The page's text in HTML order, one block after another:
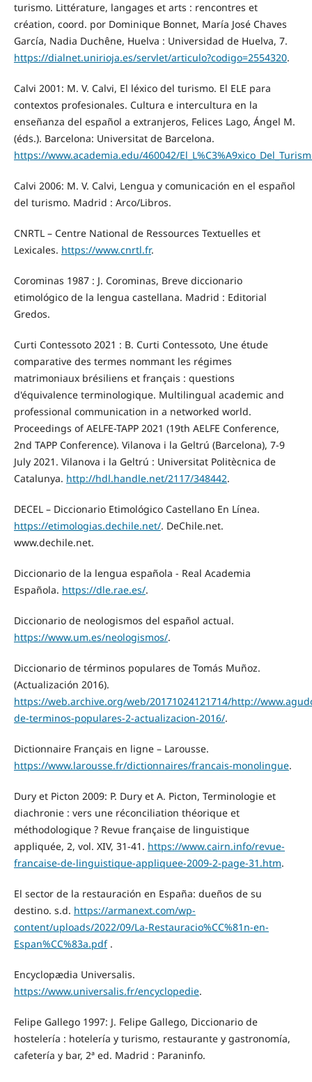
turismo. Littérature, langages et arts : rencontres et
création, coord. por Dominique Bonnet, María José Chaves
García, Nadia Duchêne, Huelva : Universidad de Huelva, 7.
https://dialnet.unirioja.es/servlet/articulo?codigo=2554320.
Calvi 2001: M. V. Calvi, El léxico del turismo. El ELE para
contextos profesionales. Cultura e intercultura en la
enseñanza del español a extranjeros, Felices Lago, Ángel M.
(éds.). Barcelona: Universitat de Barcelona.
https://www.academia.edu/460042/
Calvi 2006: M. V. Calvi, Lengua y comunicación en el español
del turismo. Madrid : Arco/Libros.
CNRTL – Centre National de Ressources Textuelles et
Lexicales. https://www.cnrtl.fr.
Corominas 1987 : J. Corominas, Breve diccionario
etimológico de la lengua castellana. Madrid : Editorial
Gredos.
Curti Contessoto 2021 : B. Curti Contessoto, Une étude
comparative des termes nommant les régimes
matrimoniaux brésiliens et français : questions
d'équivalence terminologique. Multilingual academic and
professional communication in a networked world.
Proceedings of AELFE-TAPP 2021 (19th AELFE Conference,
2nd TAPP Conference). Vilanova i la Geltrú (Barcelona), 7-9
July 2021. Vilanova i la Geltrú : Universitat Politècnica de
Catalunya. http://hdl.handle.net/2117/348442.
DECEL – Diccionario Etimológico Castellano En Línea.
https://etimologias.dechile.net/. DeChile.net.
www.dechile.net.
Diccionario de la lengua española - Real Academia
Española. https://dle.rae.es/.
Diccionario de neologismos del español actual.
https://www.um.es/neologismos/.
Diccionario de términos populares de Tomás Muñoz.
(Actualización 2016).
https://web.archive.org/web/20171024121714/http://
de-terminos-populares-2-actualizacion-2016/.
Dictionnaire Français en ligne – Larousse.
https://www.larousse.fr/dictionnaires/francais-monolingue.
Dury et Picton 2009: P. Dury et A. Picton, Terminologie et
diachronie : vers une réconciliation théorique et
méthodologique ? Revue française de linguistique
appliquée, 2, vol. XIV, 31-41. https://www.cairn.info/revue-
francaise-de-linguistique-appliquee-2009-2-page-31.htm.
El sector de la restauración en España: dueños de su
destino. s.d. https://armanext.com/wp-
content/uploads/2022/09/La-Restauracio%CC%81n-en-
Espan%CC%83a.pdf.
Encyclopædia Universalis.
https://www.universalis.fr/encyclopedie.
Felipe Gallego 1997: J. Felipe Gallego, Diccionario de
hostelería : hotelería y turismo, restaurante y gastronomía,
cafetería y bar, 2ª ed. Madrid : Paraninfo.